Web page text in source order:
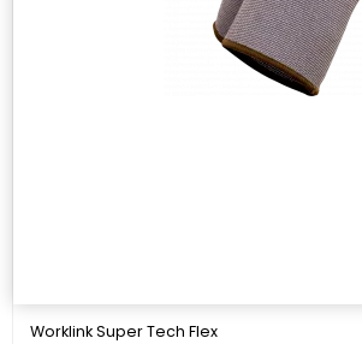
Worklink Super Tech Flex